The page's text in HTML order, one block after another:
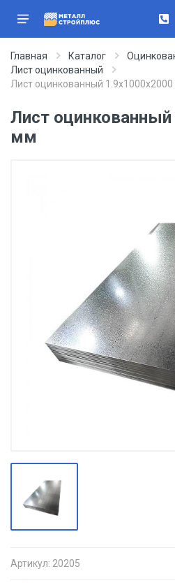
Главная Каталог
Лист оцинкованный
Лист оцинкованный
Лист
мм
Артикул: 20205